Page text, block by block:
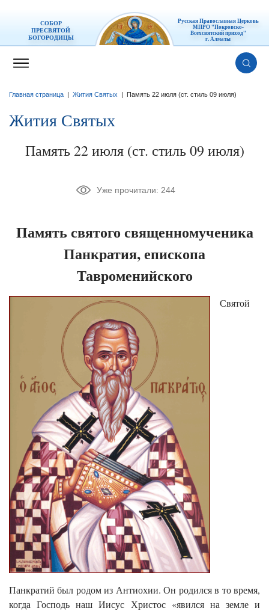
СОБОР
ПРЕСВЯТОЙ
БОГОРОДИЦЫ
Русская Православная Церковь
МПРО "Покровско-
Всехсвятский приход"
г. Алматы
Главная страница Жития Святых Память 22 июля (ст. стиль 09 июля)
Жития Святых
Память 22 июля (ст. стиль 09 июля)
Уже прочитали: 244
Память святого священномученика
Панкратия, епископа
Тавроменийского
Святой
Панкратий был родом из Антиохии. Он родился в то время,
когда Господь наш Иисус Христос «явился на земле и